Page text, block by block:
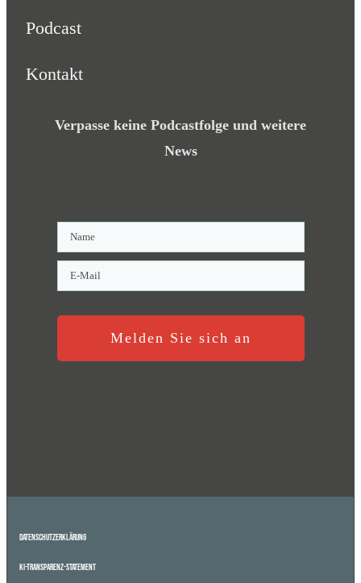
Podcast
Kontakt
Verpasse keine Podcastfolge und weitere
News
Melden Sie sich an
Datenschutzerklärung
KI-Transparenz-Statement